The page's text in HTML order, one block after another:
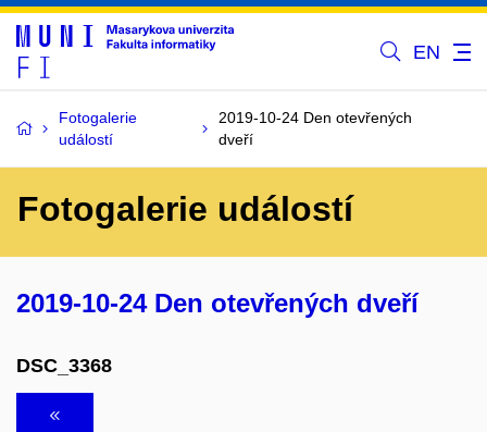
EN
Fotogalerie
událostí
2019-10-24 Den otevřených
dveří
Fotogalerie událostí
2019-10-24 Den otevřených dveří
DSC_3368